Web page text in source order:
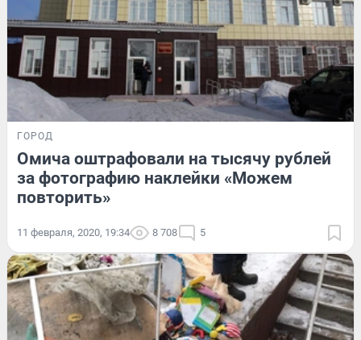
ГОРОД
Омича оштрафовали на тысячу рублей
за фотографию наклейки «Можем
повторить»
11 февраля, 2020, 19:34 8 708 5